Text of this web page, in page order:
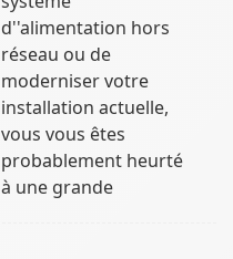
d''alimentation hors
réseau ou de
moderniser votre
installation actuelle,
vous vous êtes
probablement heurté
à une grande